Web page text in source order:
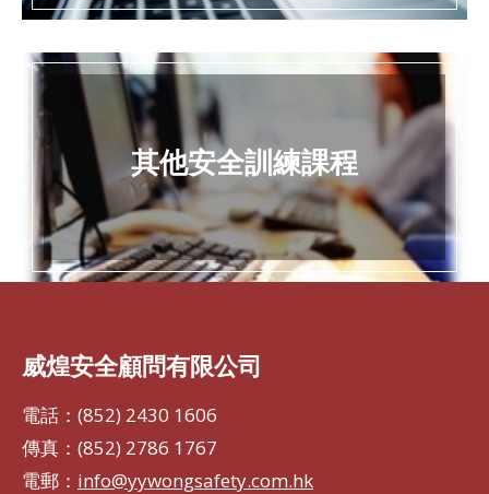
其他安全訓練課程
威煌安全顧問有限公司
電話：(852) 2430 1606
傳真：(852) 2786 1767
電郵： info@yywongsafety.com.hk